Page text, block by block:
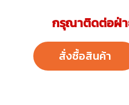
กรุณาติดต่อฝ่า
สั่งซื้อสินค้า